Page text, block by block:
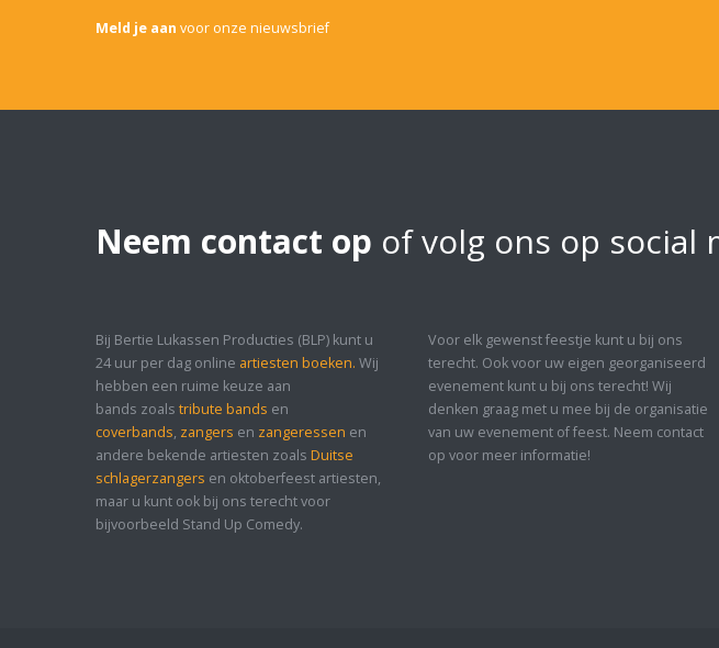
Meld je aan voor onze nieuwsbrief
Neem contact op of volg ons op social
Bij Bertie Lukassen Producties (BLP) kunt u
24 uur per dag online artiesten boeken. Wij
hebben een ruime keuze aan
bands zoals tribute bands en
coverbands, zangers en zangeressen en
andere bekende artiesten zoals Duitse
schlagerzangers en oktoberfeest artiesten,
maar u kunt ook bij ons terecht voor
bijvoorbeeld Stand Up Comedy.
Voor elk gewenst feestje kunt u bij ons
terecht. Ook voor uw eigen georganiseerd
evenement kunt u bij ons terecht! Wij
denken graag met u mee bij de organisatie
van uw evenement of feest. Neem contact
op voor meer informatie!